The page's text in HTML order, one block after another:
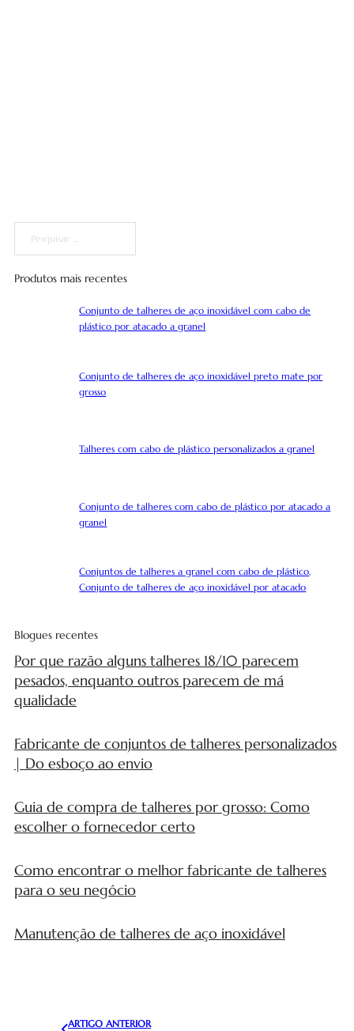
Pesquisar
Produtos mais recentes
Conjunto de talheres de aço inoxidável com cabo de
plástico por atacado a granel
Conjunto de talheres de aço inoxidável preto mate por
grosso
Talheres com cabo de plástico personalizados a granel
Conjunto de talheres com cabo de plástico por atacado a
granel
Conjuntos de talheres a granel com cabo de plástico,
Conjunto de talheres de aço inoxidável por atacado
Blogues recentes
Por que razão alguns talheres 18/10 parecem
pesados, enquanto outros parecem de má
qualidade
Fabricante de conjuntos de talheres personalizados
| Do esboço ao envio
Guia de compra de talheres por grosso: Como
escolher o fornecedor certo
Como encontrar o melhor fabricante de talheres
para o seu negócio
Manutenção de talheres de aço inoxidável
ARTIGO ANTERIOR